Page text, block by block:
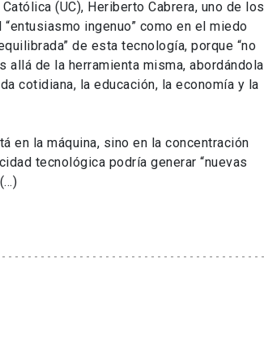
(UC), Heriberto Cabrera, uno de los
ingenuo” como en el miedo
de esta tecnología, porque “no
de la herramienta misma, abordándola
cotidiana, la educación, la economía y la
en la máquina, sino en la concentración
tecnológica podría generar “nuevas